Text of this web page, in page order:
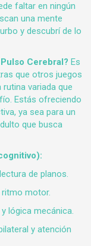
faltar en ningún
una mente
y descubrí de lo
Cerebral? Es
que otros juegos
variada que
Estás ofreciendo
ya sea para un
que busca
de planos.
motor.
lógica mecánica.
y atención